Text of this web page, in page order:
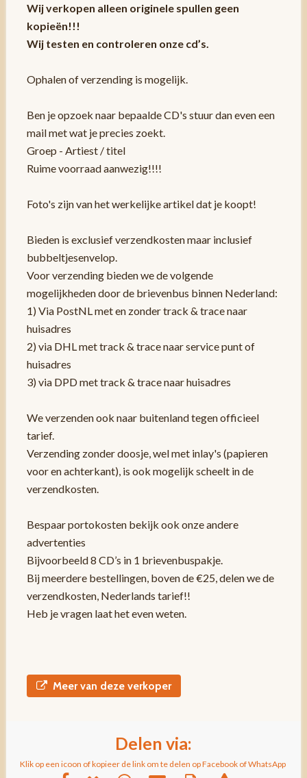
Wij verkopen alleen originele spullen geen
kopieën!!!
Wij testen en controleren onze cd’s.
Ophalen of verzending is mogelijk.
Ben je opzoek naar bepaalde CD's stuur dan even een
mail met wat je precies zoekt.
Groep - Artiest / titel
Ruime voorraad aanwezig!!!!
Foto's zijn van het werkelijke artikel dat je koopt!
Bieden is exclusief verzendkosten maar inclusief
bubbeltjesenvelop.
Voor verzending bieden we de volgende
mogelijkheden door de brievenbus binnen Nederland:
1) Via PostNL met en zonder track & trace naar
huisadres
2) via DHL met track & trace naar service punt of
huisadres
3) via DPD met track & trace naar huisadres
We verzenden ook naar buitenland tegen officieel
tarief.
Verzending zonder doosje, wel met inlay's (papieren
voor en achterkant), is ook mogelijk scheelt in de
verzendkosten.
Bespaar portokosten bekijk ook onze andere
advertenties
Bijvoorbeeld 8 CD’s in 1 brievenbuspakje.
Bij meerdere bestellingen, boven de €25, delen we de
verzendkosten, Nederlands tarief!!
Heb je vragen laat het even weten.
Meer van deze verkoper
Delen via:
Klik op een icoon of kopieer de link om te delen op Facebook of WhatsApp